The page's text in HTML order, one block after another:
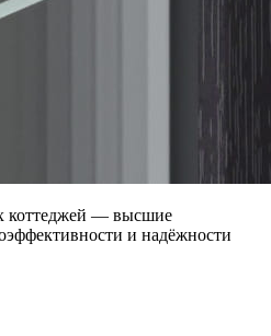
коттеджей — высшие
и надёжности